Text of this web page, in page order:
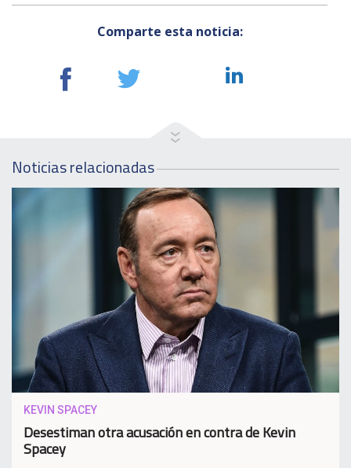
Comparte esta noticia:
Noticias relacionadas
KEVIN SPACEY
Desestiman otra acusación en contra de Kevin
Spacey